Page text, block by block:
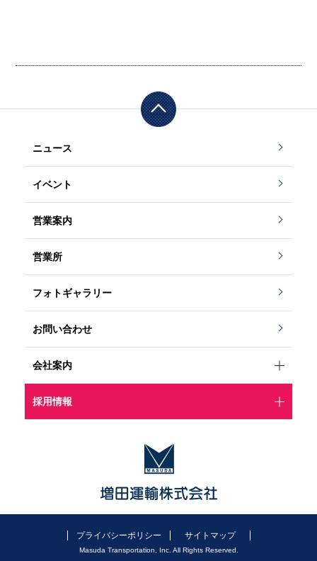
">
Warning: Attempt t
rm_id" on null in/
masuda.co.jp/htt
ニュース
イベント
営業案内
営業所
フォトギャラリー
お問い合わせ
会社案内
採用情報
プライバシーポリシー サイトマップ
Masuda Transportation, Inc. All Rights Reserved.